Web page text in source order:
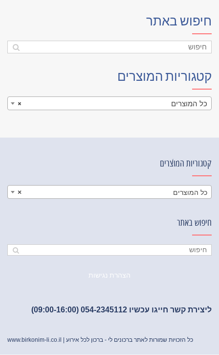
חיפוש באתר
קטגוריות המוצרים
× כל המוצרים
קטגוריות המוצרים
× כל המוצרים
חיפוש באתר
הצהרת נגישות
ליצירת קשר חייגו עכשיו 054-2345112 (09:00-16:00)
כל הזכויות שמורות לאתר ברכונים לי - ברכון לכל אירוע | www.birkonim-li.co.il